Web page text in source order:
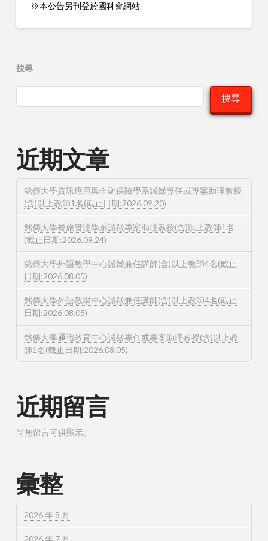
※本公告另刊登於國科會網站
搜尋
搜尋
近期文章
銘傳大學資訊應用與金融保險學系誠徵專任或專案助理教授
(含)以上教師1名(截止日期:2026.09.20)
銘傳大學餐旅管理學系誠徵專案助理教授(含)以上教師1名
(截止日期:2026.09.24)
銘傳大學外語教學中心誠徵兼任講師(含)以上教師4名(截止
日期:2026.08.05)
銘傳大學外語教學中心誠徵兼任講師(含)以上教師4名(截止
日期:2026.08.05)
銘傳大學通識教育中心誠徵專任或專案助理教授(含)以上教
師1名(截止日期:2026.08.05)
近期留言
尚無留言可供顯示。
彙整
2026 年 8 月
2026 年 7 月